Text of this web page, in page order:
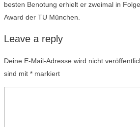
besten Benotung erhielt er zweimal in
Award der TU München.
Leave a reply
Deine E-Mail-Adresse wird nicht
sind mit * markiert